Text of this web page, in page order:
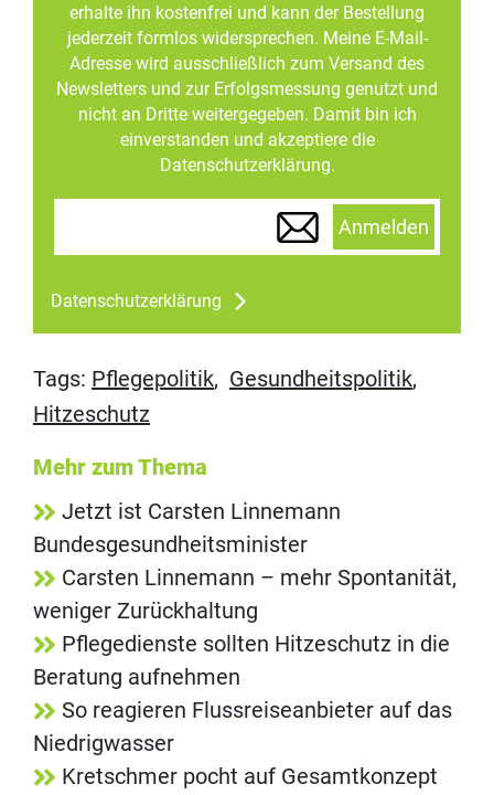
erhalte ihn kostenfrei und kann der Bestellung
jederzeit formlos widersprechen. Meine E-Mail-
Adresse wird ausschließlich zum Versand des
Newsletters und zur Erfolgsmessung genutzt und
nicht an Dritte weitergegeben. Damit bin ich
einverstanden und akzeptiere die
Datenschutzerklärung.
Anmelden
Datenschutzerklärung
Tags: Pflegepolitik, Gesundheitspolitik,
Hitzeschutz
Mehr zum Thema
Jetzt ist Carsten Linnemann
Bundesgesundheitsminister
Carsten Linnemann – mehr Spontanität,
weniger Zurückhaltung
Pflegedienste sollten Hitzeschutz in die
Beratung aufnehmen
So reagieren Flussreiseanbieter auf das
Niedrigwasser
Kretschmer pocht auf Gesamtkonzept